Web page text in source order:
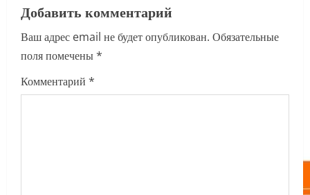
a
v
i
g
Добавить комментарий
Ваш адрес email не будет опубликован. Обязательные
поля помечены*
Комментарий *